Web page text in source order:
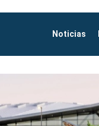
Noticias